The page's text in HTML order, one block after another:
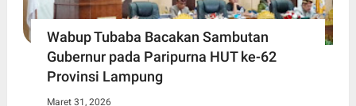
Wabup Tubaba Bacakan Sambutan
Gubernur pada Paripurna HUT ke-62
Provinsi Lampung
Maret 31, 2026